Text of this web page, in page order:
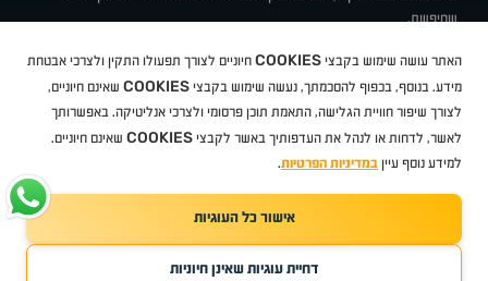
שחיפשת.
תקנוןBUY BACKמבצעיםמגזין טרייד מובילאיך זה עובד? דרושים
ניהול העדפות עוגיות
סיטרואן אופלפיג'וMG
Geelyמזדהבי ווי דיצ'רי טסלהניסאןטויוטהדאצ'יהפולקסווגןטסלה
ב מ וולקסוסאאודיסקודהיונדאירנושברולט
TradeMobile instagram
TradeMobile facebook
כל הזכויות שמורות טרייד מוביל
האתר עושה שימוש בקבצי COOKIES חיוניים לצורך תפעולו התקין ולצרכי אבטחת
מידע. בנוסף, בכפוף להסכמתך, נעשה שימוש בקבצי COOKIES שאינם חיוניים,
לצורך שיפור חוויית הגלישה, התאמת תוכן פרסומי ולצרכי אנליטיקה. באפשרותך
לאשר, לדחות או לנהל את העדפותיך באשר לקבצי COOKIES שאינם חיוניים.
למידע נוסף עיין במדיניות הפרטיות.
אישור כל העוגיות
דחיית עוגיות שאינן חיוניות